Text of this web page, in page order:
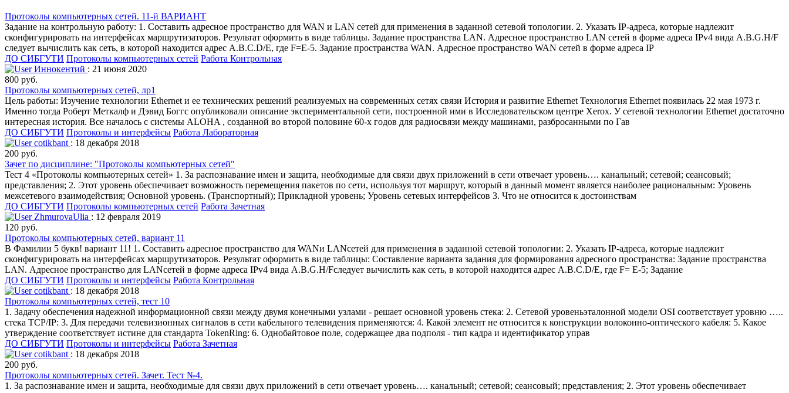
Протоколы компьютерных сетей. 11-й ВАРИАНТ
Задание на контрольную работу: 1. Составить адресное пространство для WAN и LAN сетей для применения в заданной сетевой топологии. 2. Указать IP-адреса, которые надлежит
сконфигурировать на интерфейсах маршрутизаторов. Результат оформить в виде таблицы. Задание пространства LAN. Адресное пространство LAN сетей в форме адреса IPv4 вида A.B.G.H/F
следует вычислить как сеть, в которой находится адрес A.B.C.D/E, где F=Е-5. Задание пространства WAN. Адресное пространство WAN сетей в форме адреса IP
ДО СИБГУТИ Протоколы компьютерных сетей Работа Контрольная
Иннокентий : 21 июня 2020
800 руб.
Протоколы компьютерных сетей, лр1
Цель работы: Изучение технологии Ethernet и ее технических решений реализуемых на современных сетях связи История и развитие Ethernet Технология Ethernet появилась 22 мая 1973 г.
Именно тогда Роберт Меткалф и Дэвид Боггс опубликовали описание экспериментальной сети, построенной ими в Исследовательском центре Xerox. У сетевой технологии Ethernet достаточно
интересная история. Все началось с системы ALOHA , созданной во второй половине 60-х годов для радиосвязи между машинами, разбросанными по Гав
ДО СИБГУТИ Протоколы и интерфейсы Работа Лабораторная
cotikbant : 18 декабря 2018
200 руб.
Зачет по дисциплине: "Протоколы компьютерных сетей"
Тест 4 «Протоколы компьютерных сетей» 1. За распознавание имен и защита, необходимые для связи двух приложений в сети отвечает уровень…. канальный; сетевой; сеансовый;
представления; 2. Этот уровень обеспечивает возможность перемещения пакетов по сети, используя тот маршрут, который в данный момент является наиболее рациональным: Уровень
межсетевого взаимодействия; Основной уровень. (Транспортный); Прикладной уровень; Уровень сетевых интерфейсов 3. Что не относится к достоинствам
ДО СИБГУТИ Протоколы компьютерных сетей Работа Зачетная
ZhmurovaUlia : 12 февраля 2019
120 руб.
Протоколы компьютерных сетей, вариант 11
В Фамилии 5 букв! вариант 11! 1. Составить адресное пространство для WANи LANсетей для применения в заданной сетевой топологии: 2. Указать IP-адреса, которые надлежит
сконфигурировать на интерфейсах маршрутизаторов. Результат оформить в виде таблицы: Составление варианта задания для формирования адресного пространства: Задание пространства
LAN. Адресное пространство для LANсетей в форме адреса IPv4 вида A.B.G.H/Fследует вычислить как сеть, в которой находится адрес A.B.C.D/Е, где F= Е-5; Задание
ДО СИБГУТИ Протоколы и интерфейсы Работа Контрольная
cotikbant : 18 декабря 2018
Протоколы компьютерных сетей, тест 10
1. Задачу обеспечения надежной информационной связи между двумя конечными узлами - решает основной уровень стека: 2. Сетевой уровеньэталонной модели OSI соответствует уровню …..
стека TCP/IP: 3. Для передачи телевизионных сигналов в сети кабельного телевидения применяются: 4. Какой элемент не относится к конструкции волоконно-оптического кабеля: 5. Какое
утверждение соответствует истине для стандарта TokenRing: 6. Однобайтовое поле, содержащее два подполя - тип кадра и идентификатор управ
ДО СИБГУТИ Протоколы и интерфейсы Работа Зачетная
cotikbant : 18 декабря 2018
200 руб.
Протоколы компьютерных сетей. Зачет. Тест №4.
1. За распознавание имен и защита, необходимые для связи двух приложений в сети отвечает уровень…. канальный; сетевой; сеансовый; представления; 2. Этот уровень обеспечивает